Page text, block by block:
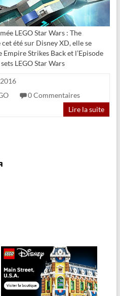
LEGO Star Wars : The
été sur Disney XD, elle se
Strikes Back et l’Episode
LEGO Star Wars
0 Commentaires
Lire la suite